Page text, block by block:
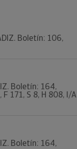
Boletín: 106,
Boletín: 164,
F 171, S 8, H 808, I/A
Boletín: 164,